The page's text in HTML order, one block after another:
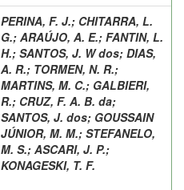
PERINA, F. J.; CHITARRA, L.
G.; ARAÚJO, A. E.; FANTIN, L.
H.; SANTOS, J. W dos; DIAS,
A. R.; TORMEN, N. R.;
MARTINS, M. C.; GALBIERI,
R.; CRUZ, F. A. B. da;
SANTOS, J. dos; GOUSSAIN
JÚNIOR, M. M.; STEFANELO,
M. S.; ASCARI, J. P.;
KONAGESKI, T. F.